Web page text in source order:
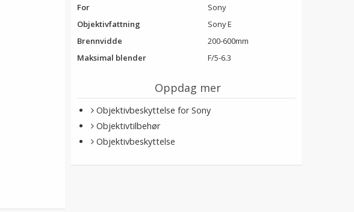
For
Sony
Objektivfattning
Sony E
Brennvidde
200-600mm
Maksimal blender
F/5-6.3
Oppdag mer
Objektivbeskyttelse for Sony
Objektivtilbehør
Objektivbeskyttelse